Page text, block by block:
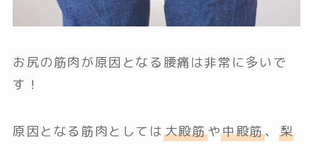
お尻の筋肉が原因となる腰痛は非常に多いで
す！
原因となる筋肉としては大殿筋や中殿筋、 梨